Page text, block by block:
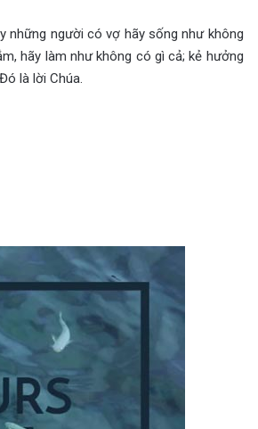
những người có vợ hãy sống như không
hãy làm như không có gì cả; kẻ hưởng
là lời Chúa.